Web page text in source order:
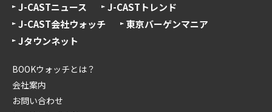
J-CASTニュース
J-CASTトレンド
J-CAST会社ウォッチ
東京バーゲンマニア
Jタウンネット
BOOKウォッチとは？
会社案内
お問い合わせ